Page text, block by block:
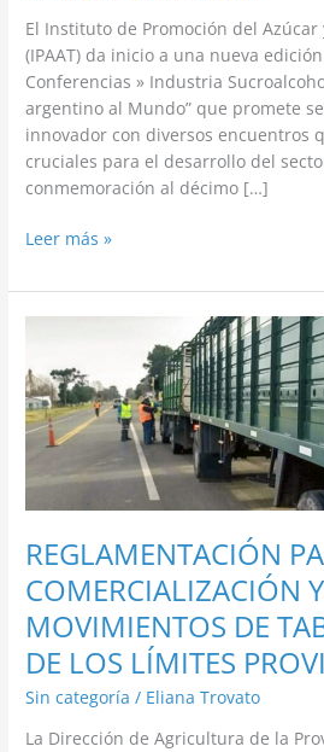
El Instituto de Promoción del
(IPAAT) da inicio a una nueva
Conferencias » Industria
argentino al Mundo” que promete
innovador con diversos encuentros
cruciales para el desarrollo del
conmemoración al décimo […]
Leer más »
REGLAMENTACIÓN
COMERCIALIZACIÓN Y
MOVIMIENTOS DE
DE LOS LÍMITES
Sin categoría / Eliana Trovato
La Dirección de Agricultura de la
COMERCIALIZACIÓN
Y
MOVIMIENTOS
TABACO
FUERA
DE
LOS
LÍMITES
PROVINCIALES